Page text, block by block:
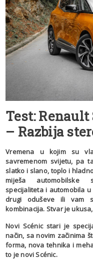
Test: Renault
– Razbija
Vremena u kojim su
savremenom svijetu, pa
slatko i slano, toplo i
miješa automobilske
specijaliteta i automobila
drugi oduševe ili vam
kombinacija. Stvar je
Novi Scénic stari je
način, sa novim začinima
forma, nova tehnika i
to je novi Scénic.